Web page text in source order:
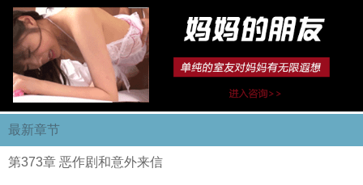
最新章节
第373章 恶作剧和意外来信